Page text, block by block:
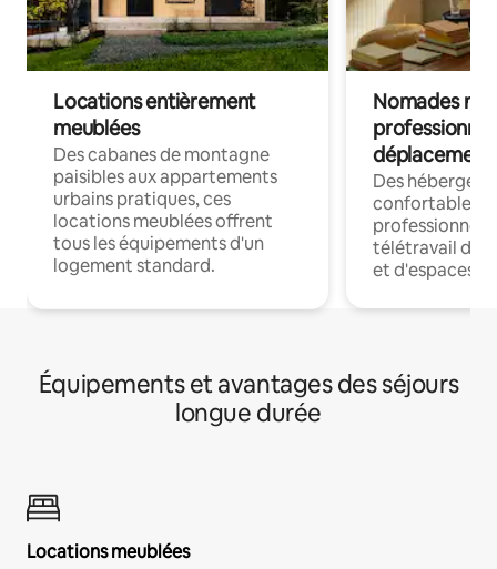
Locations entièrement
meublées
Des cabanes de montagne
paisibles aux appartements
urbains pratiques, ces
locations meublées offrent
tous les équipements d'un
logement standard.
Nomades
déplacement
Des
confortables
professionnels
télétravail
et d'espaces
Équipements et avantages des séjours
longue durée
Locations meublées